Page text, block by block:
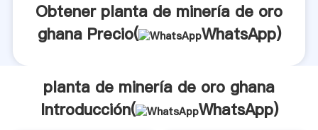
Obtener planta de minería de oro
ghana Precio(
WhatsApp)
planta de minería de oro ghana
Introducción(
WhatsApp)